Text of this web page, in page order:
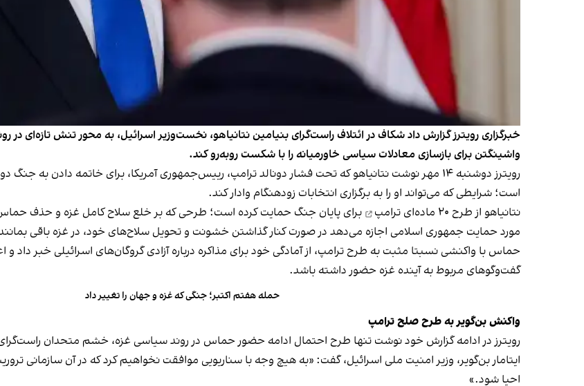
خبرگزاری رویترز گزارش داد شکاف در ائتلاف راست‌گرای بنیامین نتانیاهو، نخست‌وزیر اسرائیل، به محور تنش تازه‌ای
واشینگتن برای بازسازی معادلات سیاسی خاورمیانه را با شکست روبه‌رو کند.
رویترز دوشنبه ۱۴ مهر نوشت نتانیاهو که تحت فشار دونالد ترامپ، رییس‌جمهوری آمریکا، برای خاتمه دادن
است؛ شرایطی که می‌تواند او را به برگزاری انتخابات زودهنگام وادار کند.
نتانیاهو ازطرح ۲۰ ماده‌ای ترامپ
برای پایان جنگ حمایت کرده است؛ طرحی که بر خلع سلاح کامل غزه و حذف حماس
مورد حمایت جمهوری اسلامی اجازه می‌دهد در صورت کنار گذاشتن خشونت و تحویل سلاح‌های خود، در غزه باقی
حماس با واکنشی نسبتا مثبت به طرح ترامپ، از آمادگی خود برای مذاکره درباره آزادی گروگان‌های اسرائیلی خبر
گفت‌وگوهای مربوط به آینده غزه حضور داشته باشد.
حمله هفتم اکتبر؛ جنگی که غزه و جهان را تغییر داد
واکنش بن‌گویر به طرح صلح ترامپ
رویترز در ادامه گزارش خود نوشت تنها طرح احتمال ادامه حضور حماس در روند سیاسی غزه، خشم متحدان راست‌گرای
ایتامار بن‌گویر، وزیر امنیت ملی اسرائیل، گفت: «به هیچ وجه با سناریویی موافقت نخواهیم کرد که در آن سازمانی
احیا شود.»